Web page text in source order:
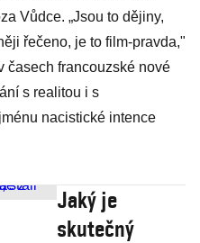
Vůdce. „Jsou to dějiny,
řečeno, je to film-pravda,"
časech francouzské nové
s realitou i s
nacistické intence
Jaký je
skutečný